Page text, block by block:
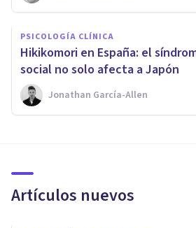
PSICOLOGÍA CLÍNICA
Hikikomori en España: el
social no solo afecta a Japón
Jonathan García-Allen
Artículos nuevos